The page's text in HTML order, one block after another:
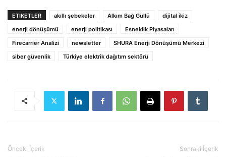
ETIKETLER akıllı şebekeler Alkım Bağ Güllü
dijital ikiz
enerji dönüşümü
enerji politikası
Esneklik Piyasaları
Firecarrier Analizi
newsletter
SHURA Enerji Dönüşümü Merkezi
siber güvenlik
Türkiye elektrik dağıtım sektörü
Önceki İçerik Sonraki İçerik